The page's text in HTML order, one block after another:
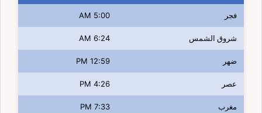
فجر 5:00 AM
شروق الشمس 6:24 AM
ضهر 12:59 PM
عصر 4:26 PM
مغرب 7:33 PM